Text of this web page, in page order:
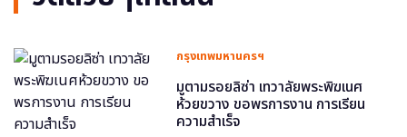
กรุงเทพมหานครฯ
มูตามรอยลิซ่า เทวาลัยพระพิฆเนศ
ห้วยขวาง ขอพรการงาน การเรียน
ความสำเร็จ